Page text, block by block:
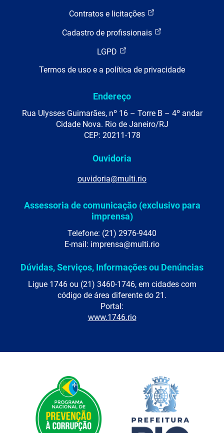
Contratos e licitações
Cadastro de profissionais
LGPD
Termos de uso e a política de privacidade
Endereço
Rua Ulysses Guimarães, nº 16 – Torre B – 4º andar
Cidade Nova. Rio de Janeiro/RJ
CEP: 20211-178
Ouvidoria
ouvidoria@multi.rio
Assessoria de comunicação (exclusivo para
imprensa)
Telefone: (21) 2976-9440
E-mail: imprensa@multi.rio
Dúvidas, Serviços, Informações ou Denúncias
Ligue 1746 ou (21) 3460-1746, em cidades com
código de área diferente do 21.
Portal:
www.1746.rio